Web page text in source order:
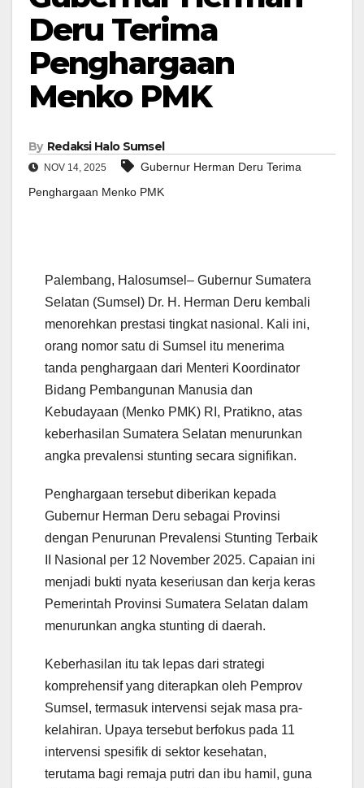
Deru Terima
Penghargaan
Menko PMK
By Redaksi Halo Sumsel
NOV 14, 2025
Gubernur Herman Deru Terima
Penghargaan Menko PMK
Palembang, Halosumsel– Gubernur Sumatera
Selatan (Sumsel) Dr. H. Herman Deru kembali
menorehkan prestasi tingkat nasional. Kali ini,
orang nomor satu di Sumsel itu menerima
tanda penghargaan dari Menteri Koordinator
Bidang Pembangunan Manusia dan
Kebudayaan (Menko PMK) RI, Pratikno, atas
keberhasilan Sumatera Selatan menurunkan
angka prevalensi stunting secara signifikan.
Penghargaan tersebut diberikan kepada
Gubernur Herman Deru sebagai Provinsi
dengan Penurunan Prevalensi Stunting Terbaik
II Nasional per 12 November 2025. Capaian ini
menjadi bukti nyata keseriusan dan kerja keras
Pemerintah Provinsi Sumatera Selatan dalam
menurunkan angka stunting di daerah.
Keberhasilan itu tak lepas dari strategi
komprehensif yang diterapkan oleh Pemprov
Sumsel, termasuk intervensi sejak masa pra-
kelahiran. Upaya tersebut berfokus pada 11
intervensi spesifik di sektor kesehatan,
terutama bagi remaja putri dan ibu hamil, guna